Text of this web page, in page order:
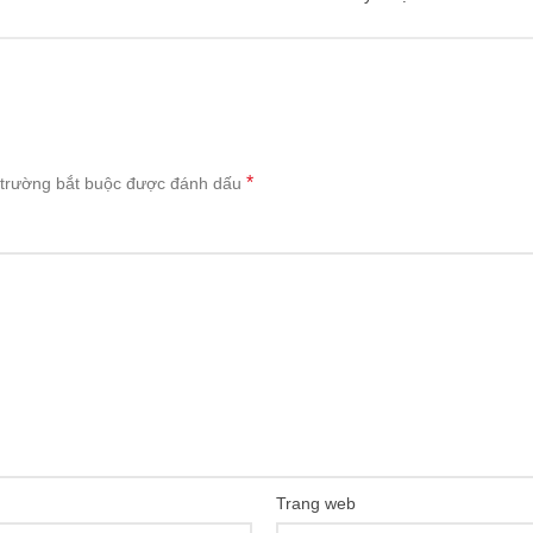
bắt buộc được đánh dấu *
Trang web